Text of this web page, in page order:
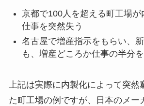
京都で100人を超える町工場
仕事を突然失う
名古屋で増産指示をもらい、
も、増産どころか仕事の半分
上記は実際に内製化によって突然
た町工場の例ですが、日本のメー